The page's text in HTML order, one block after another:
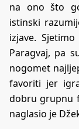
na ono što
istinski
izjave.
Paragvaj, pa
nogomet
favoriti jer
dobru grupnu
naglasio je